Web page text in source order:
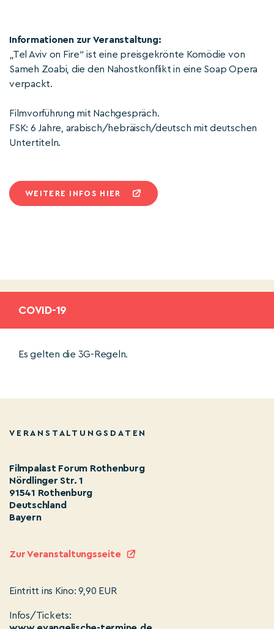
Informationen zur Veranstaltung:
„Tel Aviv on Fire“ ist eine preisgekrönte Komödie von
Sameh Zoabi, die den Nahostkonflikt in eine Soap Opera
verpackt.
Filmvorführung mit Nachgespräch.
FSK: 6 Jahre, arabisch/hebräisch/deutsch mit deutschen
Untertiteln.
WEITERE INFOS HIER
COVID-19
Es gelten die 3G-Regeln.
VERANSTALTUNGSDATEN
Filmpalast Forum Rothenburg
Nördlinger Str. 1
91541 Rothenburg
Deutschland
Bayern
Zur Veranstaltungsseite
Eintritt ins Kino: 9,90 EUR
Infos/Tickets: